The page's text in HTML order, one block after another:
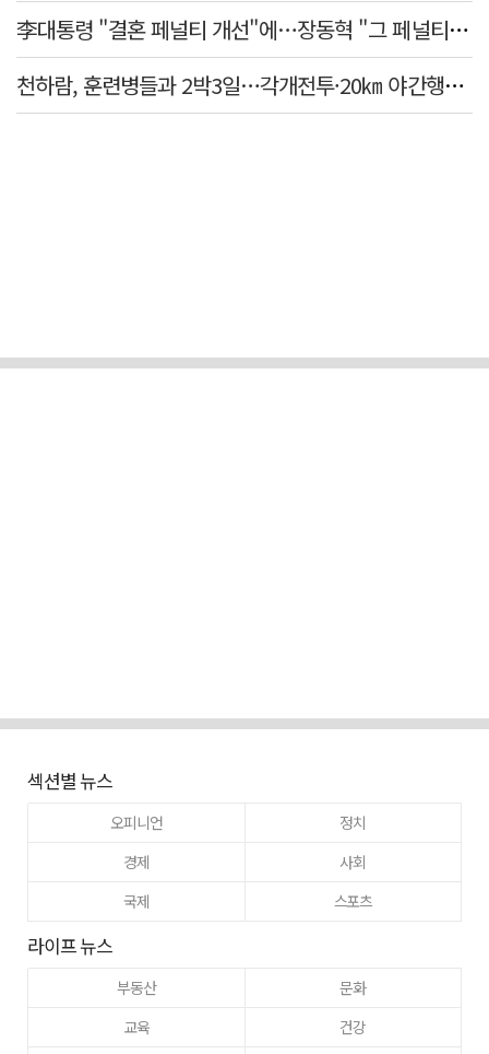
李대통령 "결혼 페널티 개선"에…장동혁 "그 페널티 만든 게 이 정권"
천하람, 훈련병들과 2박3일…각개전투·20㎞ 야간행군 체험
섹션별 뉴스
오피니언
정치
경제
사회
국제
스포츠
라이프 뉴스
부동산
문화
교육
건강